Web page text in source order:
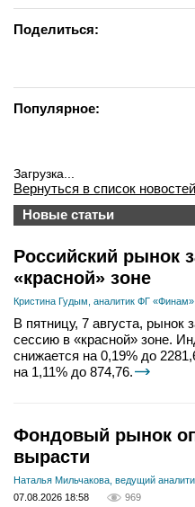
Поделиться:
Популярное:
Загрузка...
Вернуться в список новостей
Новые статьи
Российский рынок
«красной» зоне
Кристина Гудым, аналитик ФГ «Финам»
В пятницу, 7 августа, рынок
сессию в «красной» зоне.
снижается на 0,19% до
на 1,11% до 874,76.
Фондовый рынок
вырасти
Наталья Мильчакова, ведущий
07.08.2026 18:58
969